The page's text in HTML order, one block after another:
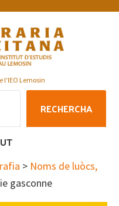
l'IEO Lemosin
RECHERCHA
> Noms de luòcs,
gasconne